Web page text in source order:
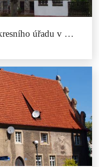
Budova bývalého okresního úřadu v Minsterberku
úřadu v
Felixe, přičemž projekt